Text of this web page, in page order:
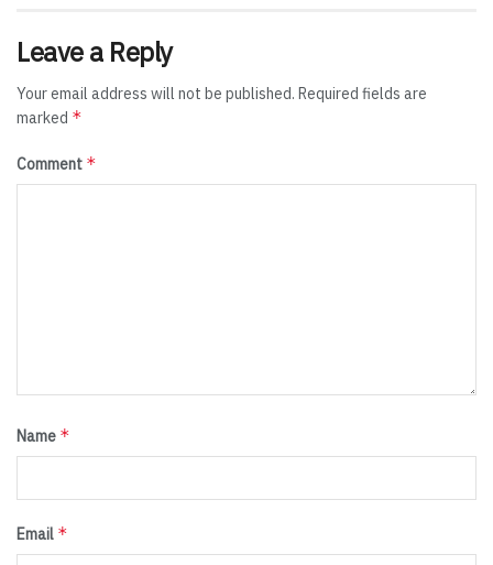
Leave a Reply
Your email address will not be published. Required fields are
marked *
Comment *
Name *
Email *